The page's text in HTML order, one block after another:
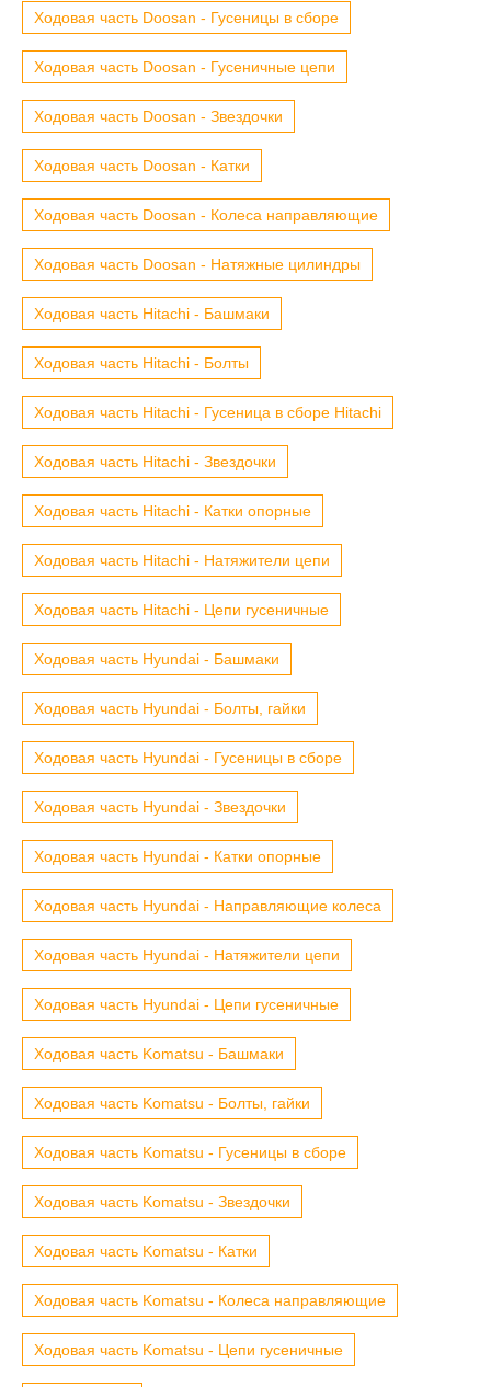
Ходовая часть Doosan - Гусеницы в сборе
Ходовая часть Doosan - Гусеничные цепи
Ходовая часть Doosan - Звездочки
Ходовая часть Doosan - Катки
Ходовая часть Doosan - Колеса направляющие
Ходовая часть Doosan - Натяжные цилиндры
Ходовая часть Hitachi - Башмаки
Ходовая часть Hitachi - Болты
Ходовая часть Hitachi - Гусеница в сборе Hitachi
Ходовая часть Hitachi - Звездочки
Ходовая часть Hitachi - Катки опорные
Ходовая часть Hitachi - Натяжители цепи
Ходовая часть Hitachi - Цепи гусеничные
Ходовая часть Hyundai - Башмаки
Ходовая часть Hyundai - Болты, гайки
Ходовая часть Hyundai - Гусеницы в сборе
Ходовая часть Hyundai - Звездочки
Ходовая часть Hyundai - Катки опорные
Ходовая часть Hyundai - Направляющие колеса
Ходовая часть Hyundai - Натяжители цепи
Ходовая часть Hyundai - Цепи гусеничные
Ходовая часть Komatsu - Башмаки
Ходовая часть Komatsu - Болты, гайки
Ходовая часть Komatsu - Гусеницы в сборе
Ходовая часть Komatsu - Звездочки
Ходовая часть Komatsu - Катки
Ходовая часть Komatsu - Колеса направляющие
Ходовая часть Komatsu - Цепи гусеничные